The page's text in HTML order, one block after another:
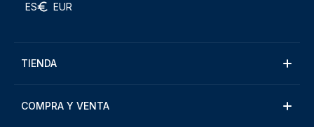
ES EUR
TIENDA
COMPRA Y VENTA